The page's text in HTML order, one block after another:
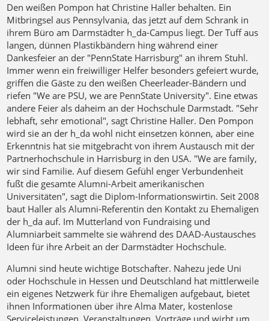
Den weißen Pompon hat Christine Haller behalten. Ein
Mitbringsel aus Pennsylvania, das jetzt auf dem Schrank in
ihrem Büro am Darmstädter h_da-Campus liegt. Der Tuff aus
langen, dünnen Plastikbändern hing während einer
Dankesfeier an der "PennState Harrisburg" an ihrem Stuhl.
Immer wenn ein freiwilliger Helfer besonders gefeiert wurde,
griffen die Gäste zu den weißen Cheerleader-Bändern und
riefen "We are PSU, we are PennState University". Eine etwas
andere Feier als daheim an der Hochschule Darmstadt. "Sehr
lebhaft, sehr emotional", sagt Christine Haller. Den Pompon
wird sie an der h_da wohl nicht einsetzen können, aber eine
Erkenntnis hat sie mitgebracht von ihrem Austausch mit der
Partnerhochschule in Harrisburg in den USA. "We are family,
wir sind Familie. Auf diesem Gefühl enger Verbundenheit
fußt die gesamte Alumni-Arbeit amerikanischen
Universitäten", sagt die Diplom-Informationswirtin. Seit 2008
baut Haller als Alumni-Referentin den Kontakt zu Ehemaligen
der h_da auf. Im Mutterland von Fundraising und
Alumniarbeit sammelte sie während des DAAD-Austausches
Ideen für ihre Arbeit an der Darmstädter Hochschule.
Alumni sind heute wichtige Botschafter. Nahezu jede Uni
oder Hochschule in Hessen und Deutschland hat mittlerweile
ein eigenes Netzwerk für ihre Ehemaligen aufgebaut, bietet
ihnen Informationen über ihre Alma Mater, kostenlose
Serviceleistungen, Veranstaltungen, Vorträge und wirbt um